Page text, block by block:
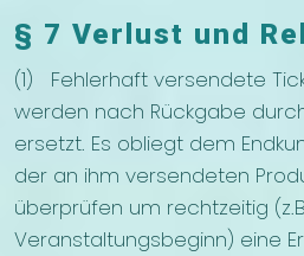
§ 7 Verlust und
(1) Fehlerhaft versendete
werden nach Rückgabe
ersetzt. Es obliegt dem
der an ihm versendeten
überprüfen um rechtzeitig
Veranstaltungsbeginn) eine